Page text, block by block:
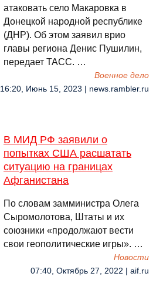
атаковать село Макаровка в
Донецкой народной республике
(ДНР). Об этом заявил врио
главы региона Денис Пушилин,
передает ТАСС. …
Военное дело
16:20, Июнь 15, 2023 | news.rambler.ru
В МИД РФ заявили о
попытках США расшатать
ситуацию на границах
Афганистана
По словам замминистра Олега
Сыромолотова, Штаты и их
союзники «продолжают вести
свои геополитические игры». …
Новости
07:40, Октябрь 27, 2022 | aif.ru